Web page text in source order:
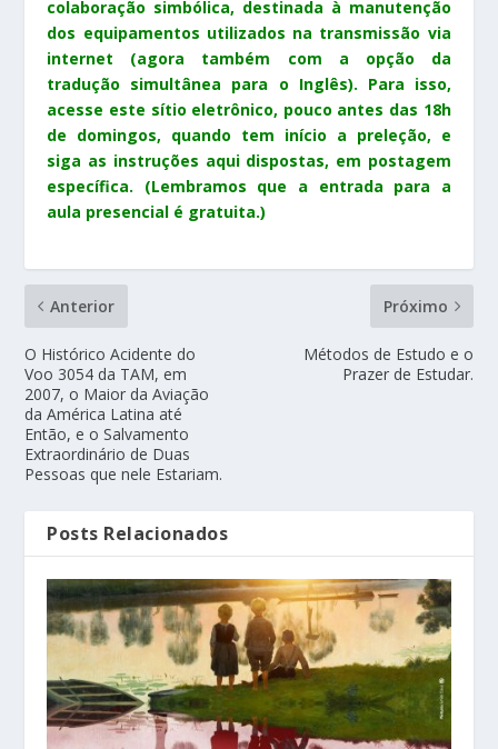
colaboração simbólica, destinada à manutenção
dos equipamentos utilizados na transmissão via
internet (agora também com a opção da
tradução simultânea para o Inglês). Para isso,
acesse este sítio eletrônico, pouco antes das 18h
de domingos, quando tem início a preleção, e
siga as instruções aqui dispostas, em postagem
específica. (Lembramos que a entrada para a
aula presencial é gratuita.)
Anterior
O Histórico Acidente do
Voo 3054 da TAM, em
2007, o Maior da Aviação
da América Latina até
Então, e o Salvamento
Extraordinário de Duas
Pessoas que nele Estariam.
Próximo
Métodos de Estudo e o
Prazer de Estudar.
Posts Relacionados